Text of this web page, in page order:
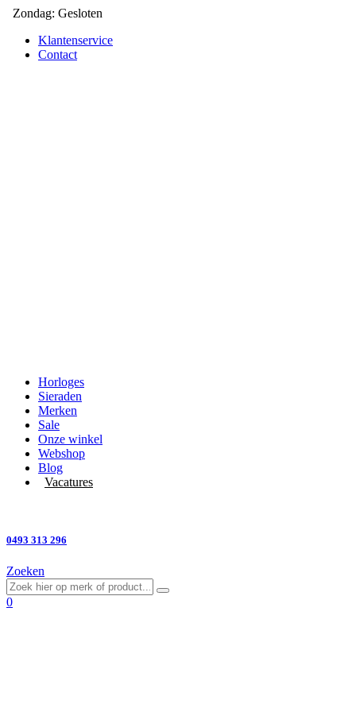
Zondag: Gesloten
Klantenservice
Contact
Horloges
Sieraden
Merken
Sale
Onze winkel
Webshop
Blog
Vacatures
0493 313 296
Zoeken
0